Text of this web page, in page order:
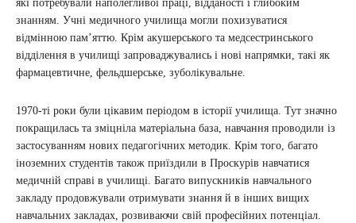
які потребували наполегливої праці, відданості і глибоким
знанням. Учні медичного училища могли похизуватися
відмінною пам’яттю. Крім акушерського та медсестринського
відділення в училищі запроваджувались і нові напрямки, такі як
фармацевтичне, фельдшерське, зуболікувальне.
1970-ті роки були цікавим періодом в історії училища. Тут значно
покращилась та зміцніла матеріальна база, навчання проводили із
застосуванням нових педагогічних методик. Крім того, багато
іноземних студентів також приїздили в Проскурів навчатися
медичній справі в училищі. Багато випускників навчального
закладу продовжували отримувати знання й в інших вищих
навчальних закладах, розвиваючи свій професійних потенціал.